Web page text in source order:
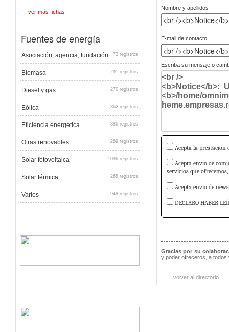
ver más fichas
Fuentes de energía
Asociación, agencia, fundación 72 registros
Biomasa 291 registros
Diesel y gas 270 registros
Eólica 362 registros
Eficiencia energética 886 registros
Otras renovables 289 registros
Solar fotovoltaica 1096 registros
Solar térmica 268 registros
Varios 948 registros
Nombre y apellidos
E-mail de contacto
Escriba su mensaje o
Acepta la prestación
Acepta envío de
servicios que
Acepta envio de
DECLARO HABER
Gracias por su
y poder ofreceros, a todos
volver al directorio